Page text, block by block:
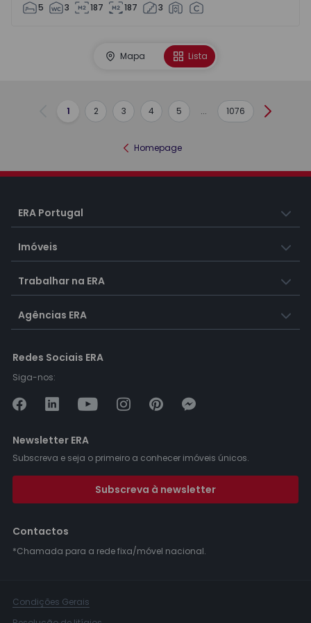
5 3 187 187 3
Mapa Lista
Anterior
1 2 3 4 5 ... 1076
Homepage
ERA Portugal
Imóveis
Trabalhar na ERA
Agências ERA
Redes Sociais ERA
Siga-nos:
Newsletter ERA
Subscreva e seja o primeiro a conhecer imóveis únicos.
Subscreva à newsletter
Contactos
*Chamada para a rede fixa/móvel nacional.
Condições Gerais